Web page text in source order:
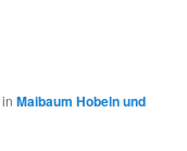
inMaibaum Hobeln und